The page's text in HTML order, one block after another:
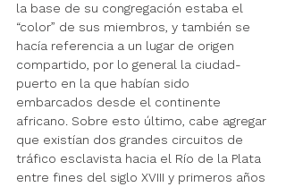
la base de su congregación estaba el
“color” de sus miembros, y también se
hacía referencia a un lugar de origen
compartido, por lo general la ciudad-
puerto en la que habían sido
embarcados desde el continente
africano. Sobre esto último, cabe agregar
que existían dos grandes circuitos de
tráfico esclavista hacia el Río de la Plata
entre fines del siglo XVIII y primeros años